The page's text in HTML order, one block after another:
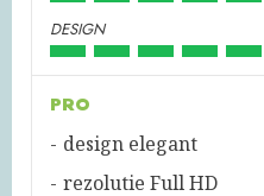
DESIGN
PRO
design elegant
rezolutie Full HD